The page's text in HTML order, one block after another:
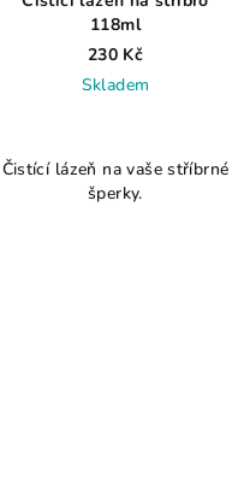
118ml
230 Kč
Skladem
Čistící lázeň na vaše stříbrné
šperky.